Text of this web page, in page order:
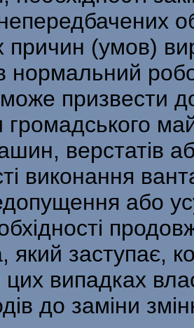
причин (умов)
нормальний
може призвести
верстатів
виконання
або
який заступає,
випадках
до заміни